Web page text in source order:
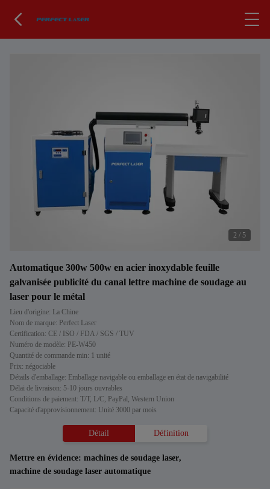
2 / 5
Automatique 300w 500w en acier inoxydable feuille
galvanisée publicité du canal lettre machine de soudage au
laser pour le métal
Lieu d'origine: La Chine
Nom de marque: Perfect Laser
Certification: CE / ISO / FDA / SGS / TUV
Numéro de modèle: PE-W450
Quantité de commande min: 1 unité
Prix: négociable
Détails d'emballage: Emballage navigable ou emballage en état de navigabilité
Délai de livraison: 5-10 jours ouvrables
Conditions de paiement: T/T, L/C, PayPal, Western Union
Capacité d'approvisionnement: Unité 3000 par mois
Détail Définition
Mettre en évidence: machines de soudage laser,
machine de soudage laser automatique